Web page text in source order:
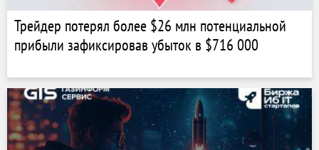
Трейдер потерял более $26 млн потенциальной
прибыли зафиксировав убыток в $716 000